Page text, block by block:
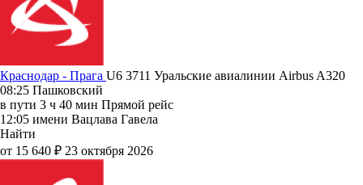
Краснодар - Прага U6 3711 Уральские авиалинии Airbus A320
08:25 Пашковский
в пути 3 ч 40 мин Прямой рейс
12:05 имени Вацлава Гавела
Найти
от 15 640 ₽ 23 октября 2026